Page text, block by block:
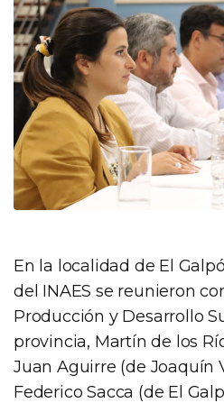
En la localidad de El
del INAES se reunieron
Producción y Desarrollo
provincia, Martín de los
Juan Aguirre (de Joaquín
Federico Sacca (de El